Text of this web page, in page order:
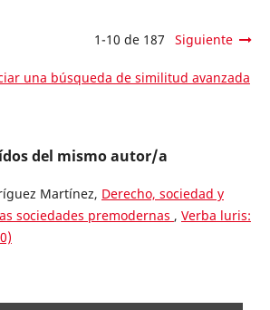
1-10 de 187 Siguiente
una búsqueda de similitud avanzada
del mismo autor/a
Martínez, Derecho, sociedad y
sociedades premodernas , Verba luris: